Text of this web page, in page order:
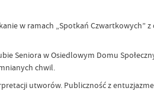
w ramach „Spotkań Czwartkowych”
Seniora w Osiedlowym Domu
chwil.
utworów. Publiczność z